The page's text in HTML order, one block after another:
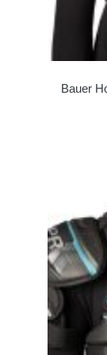
Bauer